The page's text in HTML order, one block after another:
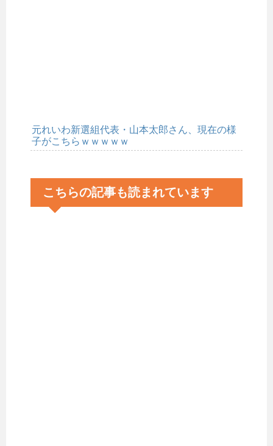
元れいわ新選組代表・山本太郎さん、現在の様
子がこちらｗｗｗｗｗ
こちらの記事も読まれています